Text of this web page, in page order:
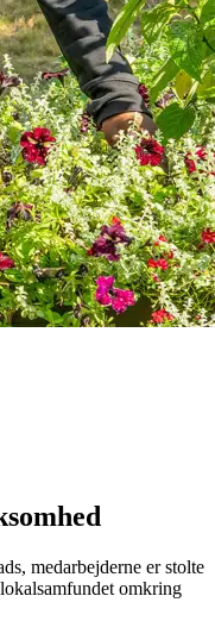
medarbejderne er stolte
omkring